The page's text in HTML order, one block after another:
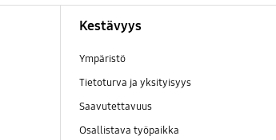
Kestävyys
Ympäristö
Tietoturva ja yksityisyys
Saavutettavuus
Osallistava työpaikka